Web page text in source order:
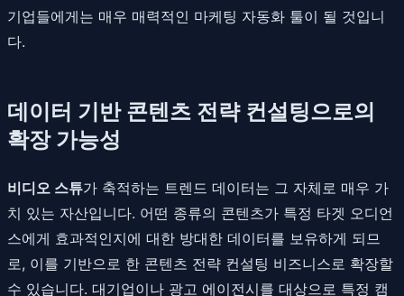
기업들에게는 매우 매력적인 마케팅 자동화 툴이 될 것입니
다.
데이터 기반 콘텐츠 전략 컨설팅으로의
확장 가능성
비디오 스튜가 축적하는 트렌드 데이터는 그 자체로 매우 가
치 있는 자산입니다. 어떤 종류의 콘텐츠가 특정 타겟 오디언
스에게 효과적인지에 대한 방대한 데이터를 보유하게 되므
로, 이를 기반으로 한 콘텐츠 전략 컨설팅 비즈니스로 확장할
수 있습니다. 대기업이나 광고 에이전시를 대상으로 특정 캠